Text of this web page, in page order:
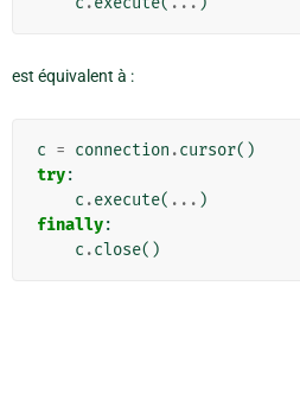
est équivalent à :
c = connection .cursor()
try:
c .execute( ... )
finally:
c .close()